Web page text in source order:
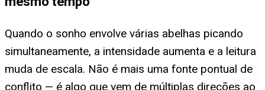
Quando o sonho envolve várias abelhas picando
simultaneamente, a intensidade aumenta e a leitura
muda de escala. Não é mais uma fonte pontual de
conflito — é algo que vem de múltiplas direções ao